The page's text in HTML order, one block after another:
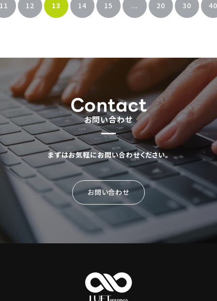
11 12 13 14 15 ... 20 30 40
Contact
お問い合わせ
まずはお気軽にお問い合わせください。
お問い合わせ